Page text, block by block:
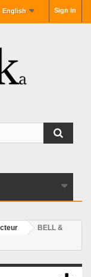
Sign in
English
BELL &